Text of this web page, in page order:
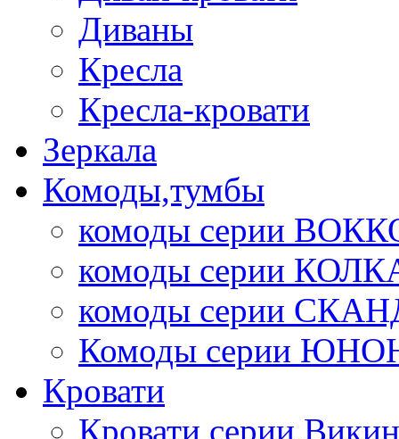
Диваны
Кресла
Кресла-кровати
Зеркала
Комоды,тумбы
комоды серии
комоды серии
комоды серии
Комоды серии
Кровати
Кровати серии